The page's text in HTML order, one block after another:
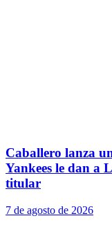
Caballero lanza
Yankees le dan a
titular
7 de agosto de 2026